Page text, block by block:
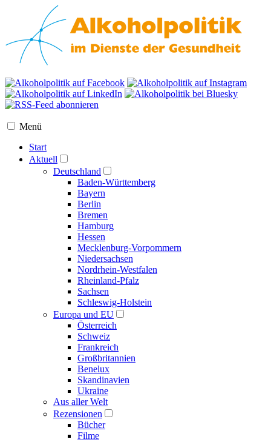
Menü
Start
Aktuell
Deutschland
Baden-Württemberg
Bayern
Berlin
Bremen
Hamburg
Hessen
Mecklenburg-Vorpommern
Niedersachsen
Nordrhein-Westfalen
Rheinland-Pfalz
Sachsen
Schleswig-Holstein
Europa und EU
Österreich
Schweiz
Frankreich
Großbritannien
Benelux
Skandinavien
Ukraine
Aus aller Welt
Rezensionen
Bücher
Filme